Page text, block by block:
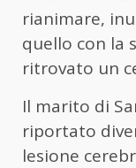
rianimare,
quello con la
ritrovato un
Il marito di
riportato
lesione